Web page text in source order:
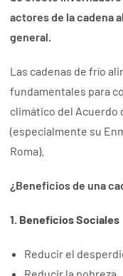
actores de la cadena
general.
Las cadenas de frío
fundamentales para
climático del Acuerdo
(especialmente su
Roma).
¿Beneficios de una
1. Beneficios Sociales
Reducir el